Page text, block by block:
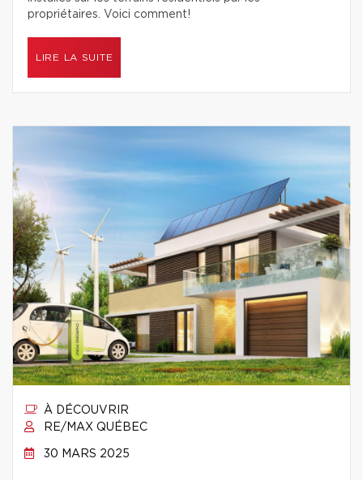
propriétaires. Voici comment!
LIRE LA SUITE
À DÉCOUVRIR
RE/MAX QUÉBEC
30 MARS 2025